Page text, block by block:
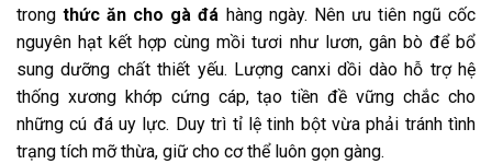
trongthức ăn cho gà đá hàng ngày. Nên ưu tiên ngũ cốc
nguyên hạt kết hợp cùng mồi tươi như lươn, gân bò để bổ
sung dưỡng chất thiết yếu. Lượng canxi dồi dào hỗ trợ hệ
thống xương khớp cứng cáp, tạo tiền đề vững chắc cho
những cú đá uy lực. Duy trì tỉ lệ tinh bột vừa phải tránh tình
trạng tích mỡ thừa, giữ cho cơ thể luôn gọn gàng.